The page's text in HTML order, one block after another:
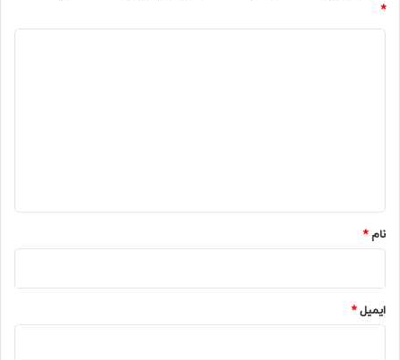
*
نام*
ایمیل*